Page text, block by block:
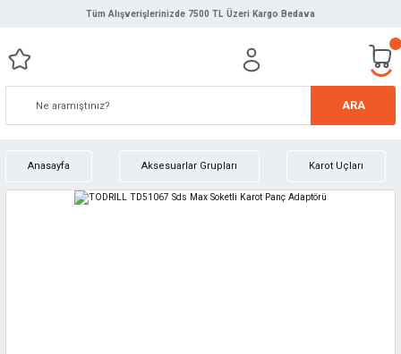
Tüm Alışverişlerinizde 7500 TL Üzeri Kargo Bedava
ARA
Anasayfa Aksesuarlar Grupları Karot Uçları